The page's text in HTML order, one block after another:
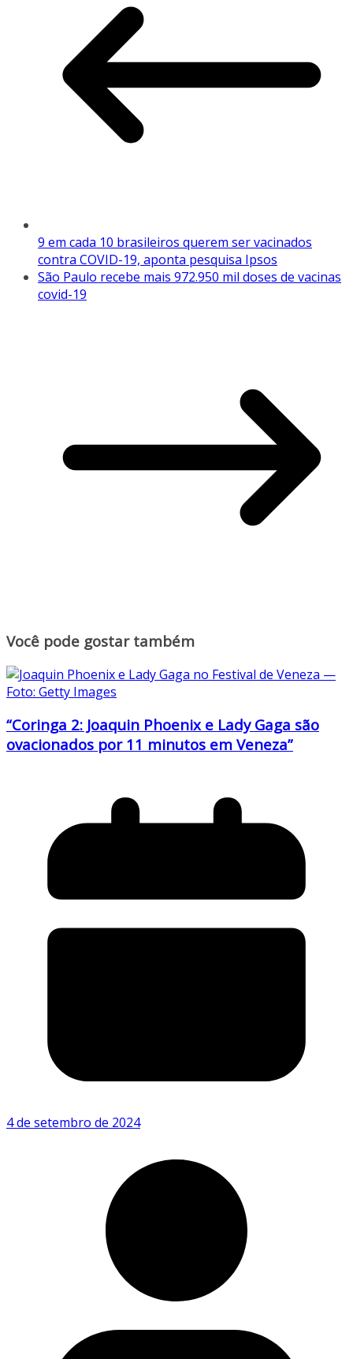
9 em cada 10 brasileiros querem ser vacinados
contra COVID-19, aponta pesquisa Ipsos
São Paulo recebe mais 972.950 mil doses de vacinas
covid-19
Você pode gostar também
“Coringa 2: Joaquin Phoenix e Lady Gaga são
ovacionados por 11 minutos em Veneza”
4 de setembro de 2024